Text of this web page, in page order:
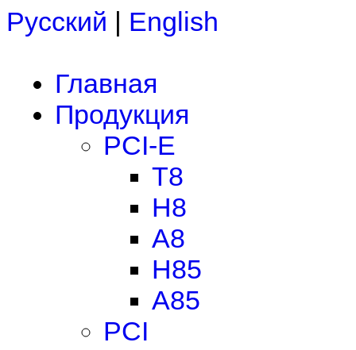
Русский | English
Главная
Продукция
PCI-E
T8
H8
A8
H85
A85
PCI